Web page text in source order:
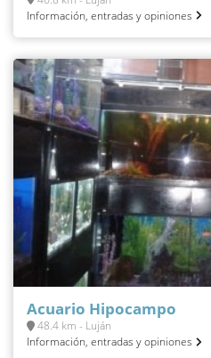
Información, entradas y opiniones
Acuario Hipocampo
48.4 km - Luján
Información, entradas y opiniones